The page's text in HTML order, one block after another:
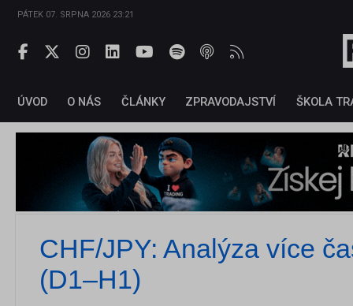
PÁTEK 07. SRPNA 2026 23:21
ÚVOD O NÁS ČLÁNKY ZPRAVODAJSTVÍ ŠKOLA
CHF/JPY: Analýza více
(D1–H1)